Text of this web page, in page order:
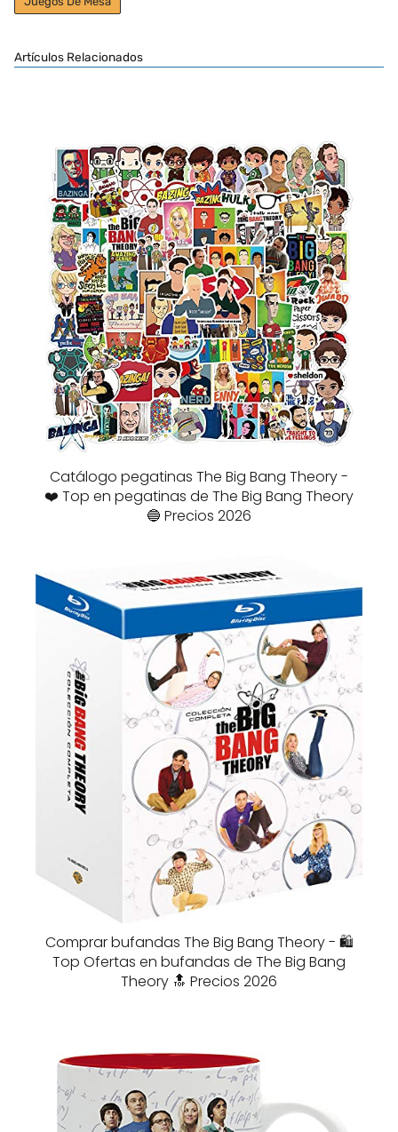
Artículos Relacionados
Catálogo pegatinas The Big Bang Theory -
❤️ Top en pegatinas de The Big Bang Theory
🔵 Precios 2026
Comprar bufandas The Big Bang Theory - 🛍️
Top Ofertas en bufandas de The Big Bang
Theory 🔝 Precios 2026